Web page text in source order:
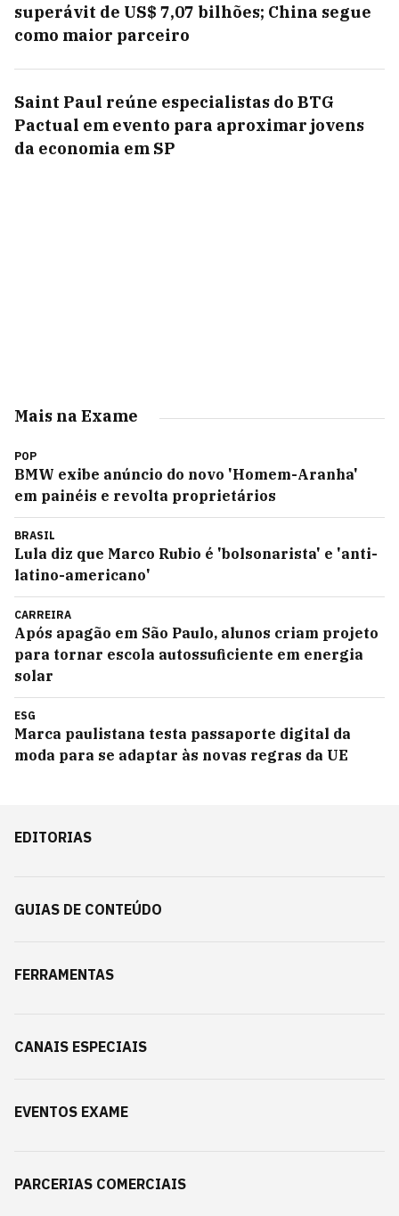
superávit de US$ 7,07 bilhões; China segue
como maior parceiro
Saint Paul reúne especialistas do BTG
Pactual em evento para aproximar jovens
da economia em SP
Mais na Exame
POP
BMW exibe anúncio do novo 'Homem-Aranha'
em painéis e revolta proprietários
BRASIL
Lula diz que Marco Rubio é 'bolsonarista' e 'anti-
latino-americano'
CARREIRA
Após apagão em São Paulo, alunos criam projeto
para tornar escola autossuficiente em energia
solar
ESG
Marca paulistana testa passaporte digital da
moda para se adaptar às novas regras da UE
EDITORIAS
GUIAS DE CONTEÚDO
FERRAMENTAS
CANAIS ESPECIAIS
EVENTOS EXAME
PARCERIAS COMERCIAIS